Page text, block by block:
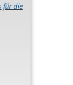
für die